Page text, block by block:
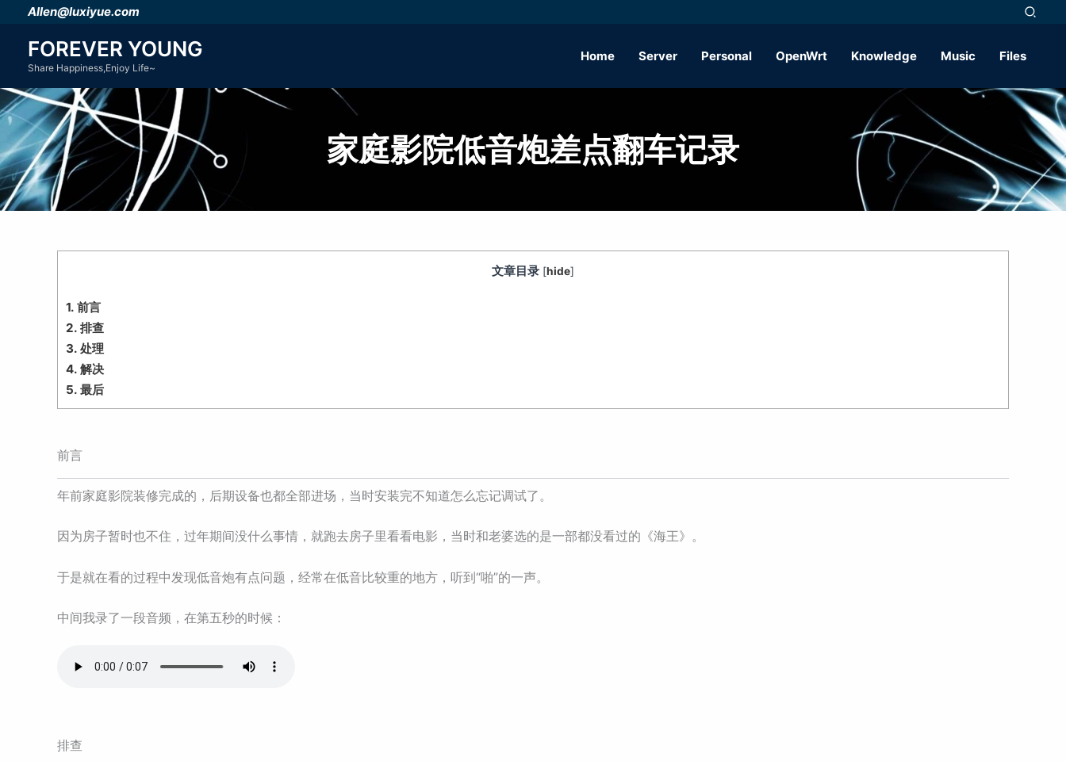
Allen@luxiyue.com
FOREVER YOUNG
Share Happiness,Enjoy Life~
Home Server Personal OpenWrt Knowledge Music Files
家庭影院低音炮差点翻车记录
文章目录 [hide]
1. 前言
2. 排查
3. 处理
4. 解决
5. 最后
前言
年前家庭影院装修完成的，后期设备也都全部进场，当时安装完不知道怎么忘记调试了。
因为房子暂时也不住，过年期间没什么事情，就跑去房子里看看电影，当时和老婆选的是一部都没看过的《海王》。
于是就在看的过程中发现低音炮有点问题，经常在低音比较重的地方，听到“啪”的一声。
中间我录了一段音频，在第五秒的时候：
排查